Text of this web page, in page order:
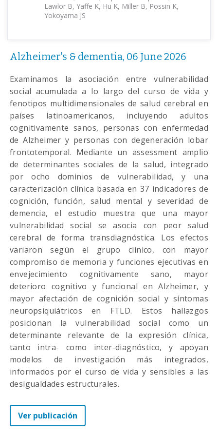
Lawlor B, Yaffe K, Hu K, Miller B, Possin K,
Yokoyama JS
Alzheimer's & dementia, 06 June 2026
Examinamos la asociación entre vulnerabilidad
social acumulada a lo largo del curso de vida y
fenotipos multidimensionales de salud cerebral en
países latinoamericanos, incluyendo adultos
cognitivamente sanos, personas con enfermedad
de Alzheimer y personas con degeneración lobar
frontotemporal. Mediante un assessment amplio
de determinantes sociales de la salud, integrado
por ocho dominios de vulnerabilidad, y una
caracterización clínica basada en 37 indicadores de
cognición, función, salud mental y severidad de
demencia, el estudio muestra que una mayor
vulnerabilidad social se asocia con peor salud
cerebral de forma transdiagnóstica. Los efectos
variaron según el grupo clínico, con mayor
compromiso de memoria y funciones ejecutivas en
envejecimiento cognitivamente sano, mayor
deterioro cognitivo y funcional en Alzheimer, y
mayor afectación de cognición social y síntomas
neuropsiquiátricos en FTLD. Estos hallazgos
posicionan la vulnerabilidad social como un
determinante relevante de la expresión clínica,
tanto intra- como inter-diagnóstico, y apoyan
modelos de investigación más integrados,
informados por el curso de vida y sensibles a las
desigualdades estructurales.
Ver publicación